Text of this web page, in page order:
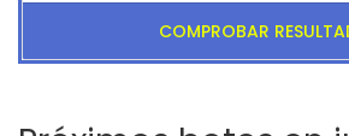
COMPROBAR